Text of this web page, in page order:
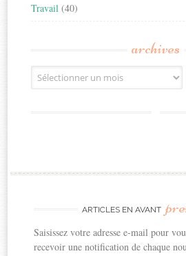
Travail (40)
archives
Archives
ARTICLES EN AVANT
Saisissez votre adresse e-mail pour
recevoir une notification de chaque